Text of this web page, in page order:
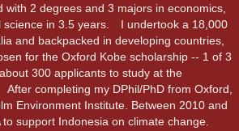
with 2 degrees and 3 majors in economics,
science in 3.5 years. I undertook a 18,000
and backpacked in developing countries,
for the Oxford Kobe scholarship -- 1 of 3
300 applicants to study at the
completing my DPhil/PhD from Oxford,
Environment Institute. Between 2010 and
support Indonesia on climate change.